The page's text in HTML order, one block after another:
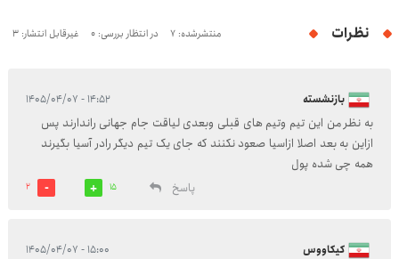
نظرات منتشرشده: 7 در انتظار بررسی: 0 غیرقابل انتشار: 3
بازنشسته ۱۴:۵۲ - ۱۴۰۵/۰۴/۰۷
به نظر من این تیم وتیم های قبلی وبعدی لیاقت جام جهانی راندارند پس
ازاین به بعد اصلا ازاسیا صعود نکنند که جای یک تیم دیگر رادر آسیا بگیرند
همه چی شده پول
پاسخ
15
2
کیکاووس ۱۵:۰۰ - ۱۴۰۵/۰۴/۰۷